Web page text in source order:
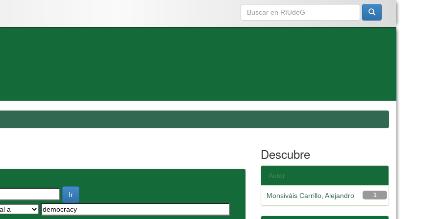
Descubre
Autor
1
Monsiváis Carrillo, Alejandro